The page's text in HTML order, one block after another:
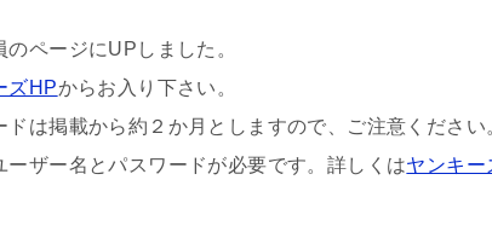
ページにUPしました。
ズHPからお入り下さい。
は掲載から約２か月としますので、ご注意ください
ーザー名とパスワードが必要です。詳しくはヤンキー